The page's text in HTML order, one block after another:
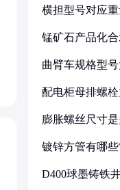
横担型号对应
锰矿石产品化
曲臂车规格型
配电柜母排螺
膨胀螺丝尺寸
镀锌方管有哪
D400球墨铸铁